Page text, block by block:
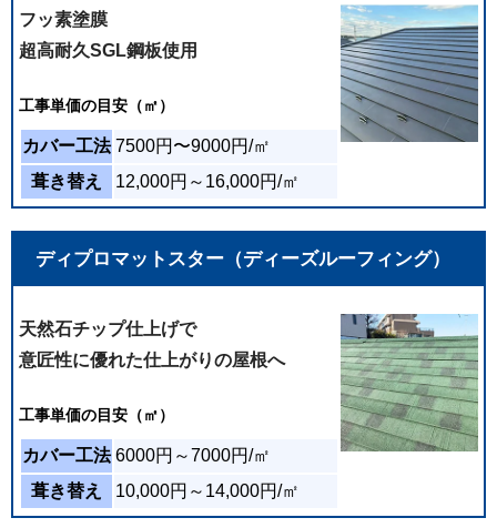
や資料などが明瞭で分かりやすく、迷いなく依頼
させて頂きました。 スムーズな作業であっという
間に工事が終了し、ありがたかったです。 常に感
じがよく、仕上がりも美しく大満足です。 また何
かあればこちらにお願いしたいと思っておりま
す。
2026年05月24日
現地調査〜見積もり、そして工事完了に至るま
で、全てにおいて大変満足しています。 説明も常
り、とても安心感と信頼がありました。 作業も迅
速丁寧で、お願いした屋根工事も新築のような綺
麗な仕上がりに感激しました。 こちらにお願いし
て良かったと心から感じております。誠にありが
2026年05月08日
屋根のメンテナンスに合わせて天窓の撤去を行い
フッ素塗膜
超高耐久SGL鋼板使用
工事単価の目安（㎡）
カバー工法 7500円〜9000円/㎡
葺き替え
12,000円～16,000円/㎡
ディプロマットスター（ディーズルーフィング）
天然石チップ仕上げで
意匠性に優れた仕上がりの屋根へ
工事単価の目安（㎡）
カバー工法 6000円～7000円/㎡
葺き替え
10,000円～14,000円/㎡